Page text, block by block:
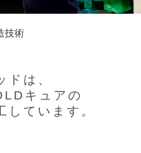
技術
ドは、
キュアの
しています。